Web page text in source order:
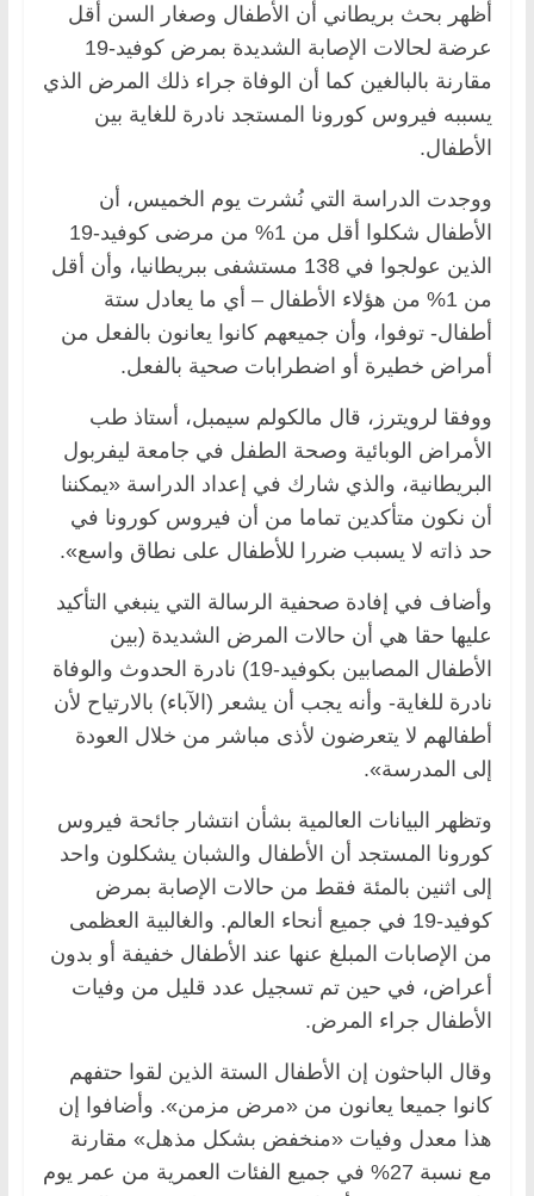
أظهر بحث بريطاني أن الأطفال وصغار السن أقل
عرضة لحالات الإصابة الشديدة بمرض كوفيد-19
مقارنة بالبالغين كما أن الوفاة جراء ذلك المرض الذي
يسببه فيروس كورونا المستجد نادرة للغاية بين
الأطفال.
ووجدت الدراسة التي نُشرت يوم الخميس، أن
الأطفال شكلوا أقل من 1% من مرضى كوفيد-19
الذين عولجوا في 138 مستشفى ببريطانيا، وأن أقل
من 1% من هؤلاء الأطفال – أي ما يعادل ستة
أطفال- توفوا، وأن جميعهم كانوا يعانون بالفعل من
أمراض خطيرة أو اضطرابات صحية بالفعل.
ووفقا لرويترز، قال مالكولم سيمبل، أستاذ طب
الأمراض الوبائية وصحة الطفل في جامعة ليفربول
البريطانية، والذي شارك في إعداد الدراسة «يمكننا
أن نكون متأكدين تماما من أن فيروس كورونا في
حد ذاته لا يسبب ضررا للأطفال على نطاق واسع».
وأضاف في إفادة صحفية الرسالة التي ينبغي التأكيد
عليها حقا هي أن حالات المرض الشديدة (بين
الأطفال المصابين بكوفيد-19) نادرة الحدوث والوفاة
نادرة للغاية- وأنه يجب أن يشعر (الآباء) بالارتياح لأن
أطفالهم لا يتعرضون لأذى مباشر من خلال العودة
إلى المدرسة».
وتظهر البيانات العالمية بشأن انتشار جائحة فيروس
كورونا المستجد أن الأطفال والشبان يشكلون واحد
إلى اثنين بالمئة فقط من حالات الإصابة بمرض
كوفيد-19 في جميع أنحاء العالم. والغالبية العظمى
من الإصابات المبلغ عنها عند الأطفال خفيفة أو بدون
أعراض، في حين تم تسجيل عدد قليل من وفيات
الأطفال جراء المرض.
وقال الباحثون إن الأطفال الستة الذين لقوا حتفهم
كانوا جميعا يعانون من «مرض مزمن». وأضافوا إن
هذا معدل وفيات «منخفض بشكل مذهل» مقارنة
مع نسبة 27% في جميع الفئات العمرية من عمر يوم